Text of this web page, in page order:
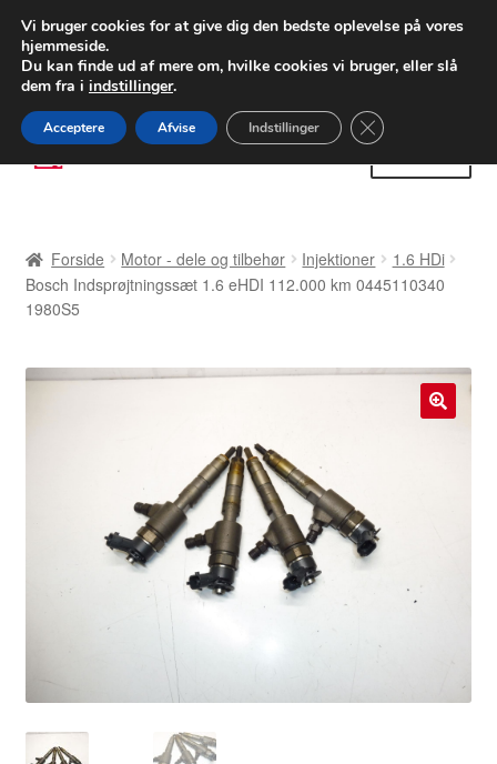
LEVERING fra 55 kr.
FEDEX verdensomspændende forsendelse
80 82 72 02
Spring
til
Spring
til
Betalinger
Om os
Forside Motor - dele og tilbehør Injektioner
1.6 HDi
Bosch Indsprøjtningssæt 1.6 eHDI 112.000 km 0445110340
1980S5
Vi bruger cookies for at give dig den bedste oplevelse på vores
hjemmeside.
Du kan finde ud af mere om, hvilke cookies vi bruger, eller slå
dem fra i indstillinger.
Acceptere Afvise Indstillinger Close GDPR